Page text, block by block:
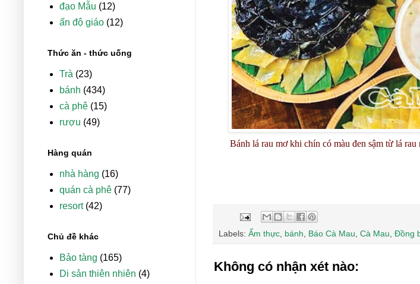
Bánh lá rau mơ khi chín có màu đen sậm từ lá
Labels: Ẩm thực, bánh, Báo Cà Mau, Cà Mau, Đồng
Không có nhận xét nào:
đạo Mẫu (12)
ấn độ giáo (12)
Thức ăn - thức uống
Trà (23)
bánh (434)
cà phê (15)
rượu (49)
Hàng quán
nhà hàng (16)
quán cà phê (77)
resort (42)
Chủ đề khác
Bảo tàng (165)
Di sản thiên nhiên (4)